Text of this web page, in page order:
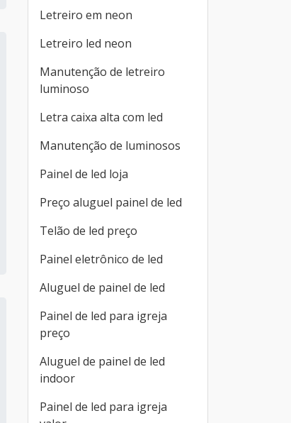
Letreiro em neon
Letreiro led neon
Manutenção de letreiro
luminoso
Letra caixa alta com led
Manutenção de luminosos
Painel de led loja
Preço aluguel painel de led
Telão de led preço
Painel eletrônico de led
Aluguel de painel de led
Painel de led para igreja
preço
Aluguel de painel de led
indoor
Painel de led para igreja